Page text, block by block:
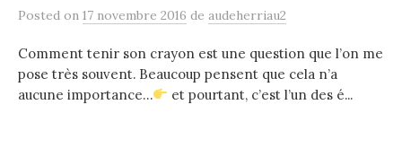
Posted on 17 novembre 2016 de audeherriau2
Comment tenir son crayon est une question que l’on me
pose très souvent. Beaucoup pensent que cela n’a
aucune importance…
et pourtant, c’est l’un des é...